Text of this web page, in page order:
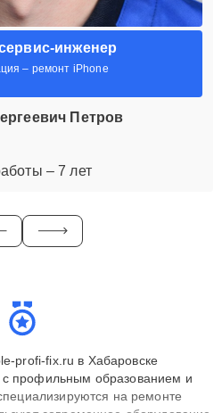
инженер
– ремонт iPhone
Петров
– 7 лет
profi-fix.ru в Хабаровске
профильным образованием и
на ремонте